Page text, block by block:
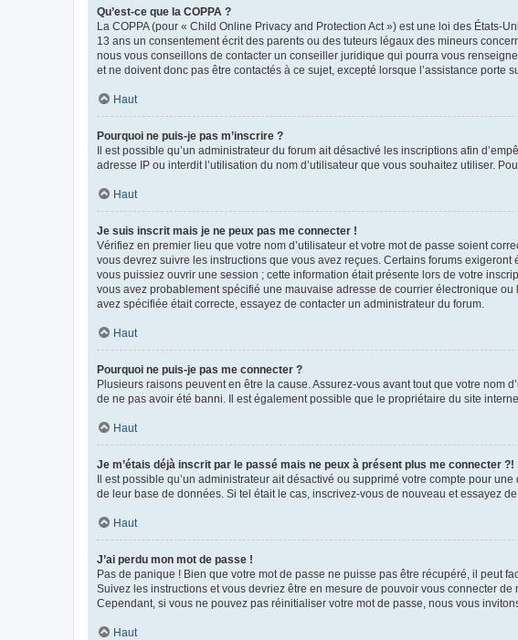
Qu’est-ce que la COPPA ?
La COPPA (pour « Child Online Privacy and Protection Act ») est une loi des États-
13 ans un consentement écrit des parents ou des tuteurs légaux des mineurs
nous vous conseillons de contacter un conseiller juridique qui pourra vous
et ne doivent donc pas être contactés à ce sujet, excepté lorsque l’assistance porte
Haut
Pourquoi ne puis-je pas m’inscrire ?
Il est possible qu’un administrateur du forum ait désactivé les inscriptions afin
adresse IP ou interdit l’utilisation du nom d’utilisateur que vous souhaitez utiliser.
Haut
Je suis inscrit mais je ne peux pas me connecter !
Vérifiez en premier lieu que votre nom d’utilisateur et votre mot de passe soient
vous devrez suivre les instructions que vous avez reçues. Certains forums
vous puissiez ouvrir une session ; cette information était présente lors de votre
vous avez probablement spécifié une mauvaise adresse de courrier électronique
avez spécifiée était correcte, essayez de contacter un administrateur du forum.
Haut
Pourquoi ne puis-je pas me connecter ?
Plusieurs raisons peuvent en être la cause. Assurez-vous avant tout que votre nom
de ne pas avoir été banni. Il est également possible que le propriétaire du site
Haut
Je m’étais déjà inscrit par le passé mais ne peux à présent plus me connecter ?!
Il est possible qu’un administrateur ait désactivé ou supprimé votre compte pour
de leur base de données. Si tel était le cas, inscrivez-vous de nouveau et essayez
Haut
J’ai perdu mon mot de passe !
Pas de panique ! Bien que votre mot de passe ne puisse pas être récupéré, il peut
Suivez les instructions et vous devriez être en mesure de pouvoir vous connecter de
Cependant, si vous ne pouvez pas réinitialiser votre mot de passe, nous vous
Haut